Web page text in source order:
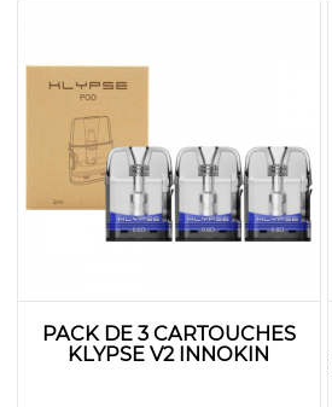
PACK DE 3 CARTOUCHES
KLYPSE V2 INNOKIN